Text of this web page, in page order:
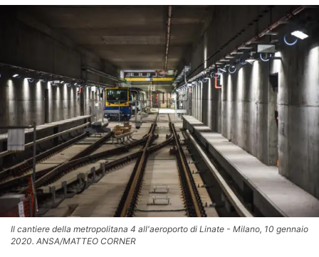
Il cantiere della metropolitana 4 all'aeroporto di Linate - Milano, 10 gennaio
2020. ANSA/MATTEO CORNER